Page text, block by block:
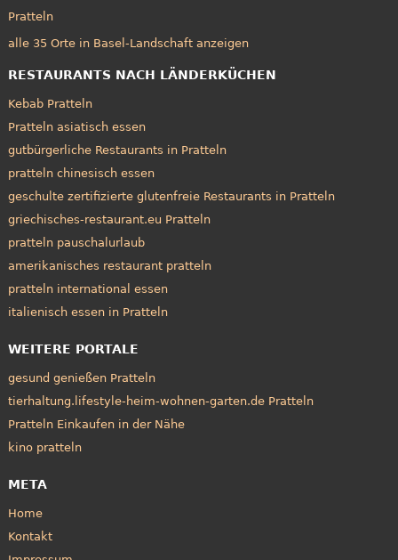
Pratteln
alle 35 Orte in Basel-Landschaft anzeigen
RESTAURANTS NACH LÄNDERKÜCHEN
Kebab Pratteln
Pratteln asiatisch essen
gutbürgerliche Restaurants in Pratteln
pratteln chinesisch essen
geschulte zertifizierte glutenfreie Restaurants in Pratteln
griechisches-restaurant.eu Pratteln
pratteln pauschalurlaub
amerikanisches restaurant pratteln
pratteln international essen
italienisch essen in Pratteln
WEITERE PORTALE
gesund genießen Pratteln
tierhaltung.lifestyle-heim-wohnen-garten.de Pratteln
Pratteln Einkaufen in der Nähe
kino pratteln
META
Home
Kontakt